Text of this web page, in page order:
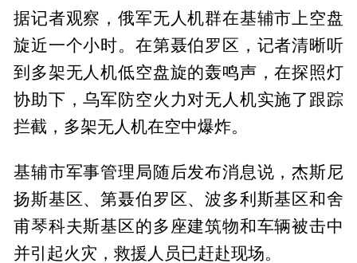
据记者观察，俄军无人机群在基辅市上空盘
旋近一个小时。在第聂伯罗区，记者清晰听
到多架无人机低空盘旋的轰鸣声，在探照灯
协助下，乌军防空火力对无人机实施了跟踪
拦截，多架无人机在空中爆炸。
基辅市军事管理局随后发布消息说，杰斯尼
扬斯基区、第聂伯罗区、波多利斯基区和舍
甫琴科夫斯基区的多座建筑物和车辆被击中
并引起火灾，救援人员已赶赴现场。